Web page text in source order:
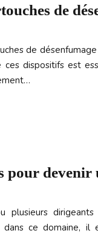
de
de
dispositifs est
pour devenir
plusieurs
ce domaine, il